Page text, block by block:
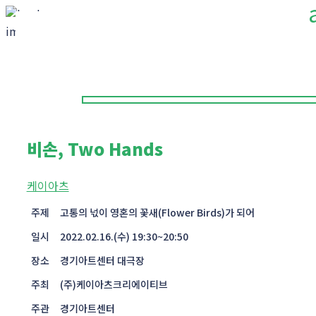
비손, Two Hands
케이아츠
주제
고통의 넋이 영혼의 꽃새(Flower Birds)가 되어
일시
2022.02.16.(수) 19:30~20:50
장소
경기아트센터 대극장
주최
(주)케이아츠크리에이티브
주관
경기아트센터